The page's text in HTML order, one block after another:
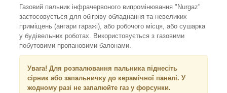
Газовий пальник інфрачервоного випромінювання "Nurgaz"
застосовується для обігріву обладнання та невеликих
приміщень (ангари гаражі), або робочого місця, або сушарка
у будівельних роботах. Використовується з газовими
побутовими пропановими балонами.
Увага! Для розпалювання пальника піднесіть
сірник або запальничку до керамічної панелі. У
жодному разі не запалюйте газ у форсунки.